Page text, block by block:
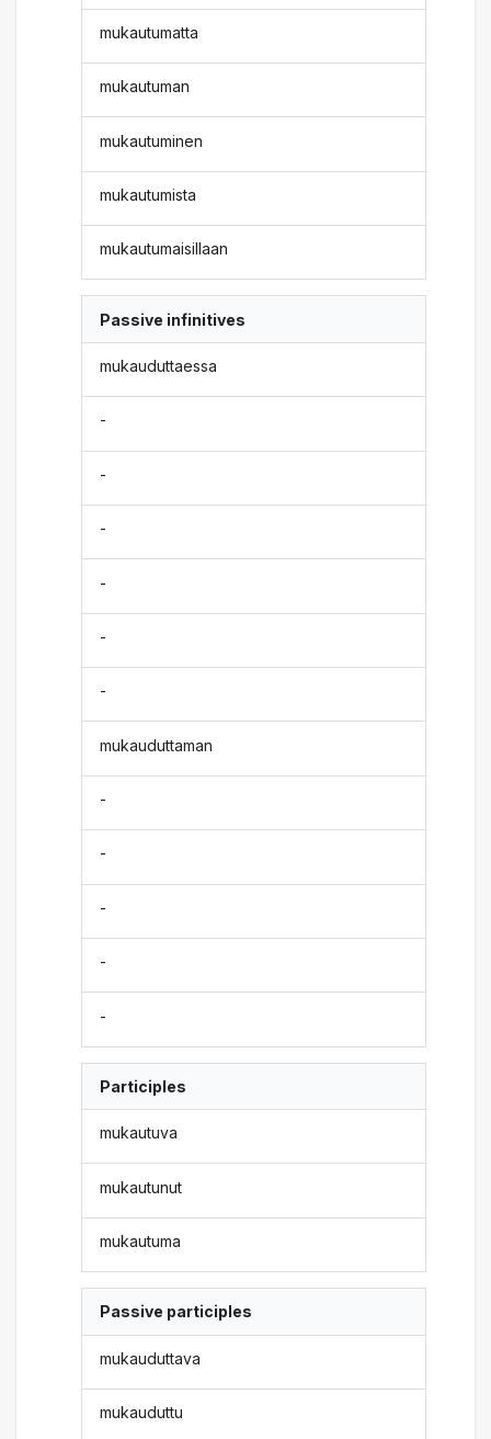
mukautumatta
mukautuman
mukautuminen
mukautumista
mukautumaisillaan
Passive infinitives
mukauduttaessa
-
-
-
-
-
-
mukauduttaman
-
-
-
-
-
Participles
mukautuva
mukautunut
mukautuma
Passive participles
mukauduttava
mukauduttu